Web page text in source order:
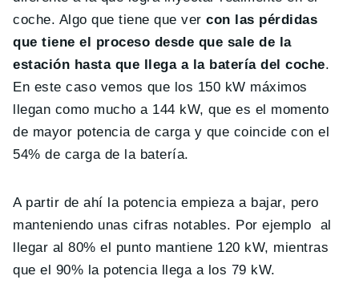
coche. Algo que tiene que vercon las pérdidas
que tiene el proceso desde que sale de la
estación hasta que llega a la batería del coche.
En este caso vemos que los 150 kW máximos
llegan como mucho a 144 kW, que es el momento
de mayor potencia de carga y que coincide con el
54% de carga de la batería.
A partir de ahí la potencia empieza a bajar, pero
manteniendo unas cifras notables. Por ejemplo al
llegar al 80% el punto mantiene 120 kW, mientras
que el 90% la potencia llega a los 79 kW.